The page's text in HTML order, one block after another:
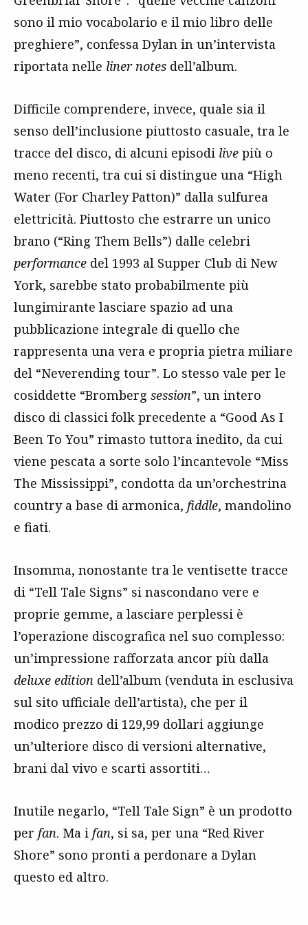
sono il mio vocabolario e il mio libro delle
preghiere”, confessa Dylan in un’intervista
riportata nelle liner notes dell’album.
Difficile comprendere, invece, quale sia il
senso dell’inclusione piuttosto casuale, tra le
tracce del disco, di alcuni episodi live più o
meno recenti, tra cui si distingue una “High
Water (For Charley Patton)” dalla sulfurea
elettricità. Piuttosto che estrarre un unico
brano (“Ring Them Bells”) dalle celebri
performance del 1993 al Supper Club di New
York, sarebbe stato probabilmente più
lungimirante lasciare spazio ad una
pubblicazione integrale di quello che
rappresenta una vera e propria pietra miliare
del “Neverending tour”. Lo stesso vale per le
cosiddette “Bromberg session”, un intero
disco di classici folk precedente a “Good As I
Been To You” rimasto tuttora inedito, da cui
viene pescata a sorte solo l’incantevole “Miss
The Mississippi”, condotta da un’orchestrina
country a base di armonica, fiddle, mandolino
e fiati.
Insomma, nonostante tra le ventisette tracce
di “Tell Tale Signs” si nascondano vere e
proprie gemme, a lasciare perplessi è
l’operazione discografica nel suo complesso:
un’impressione rafforzata ancor più dalla
deluxe edition dell’album (venduta in esclusiva
sul sito ufficiale dell’artista), che per il
modico prezzo di 129,99 dollari aggiunge
un’ulteriore disco di versioni alternative,
brani dal vivo e scarti assortiti…
Inutile negarlo, “Tell Tale Sign” è un prodotto
per fan. Ma i fan, si sa, per una “Red River
Shore” sono pronti a perdonare a Dylan
questo ed altro.